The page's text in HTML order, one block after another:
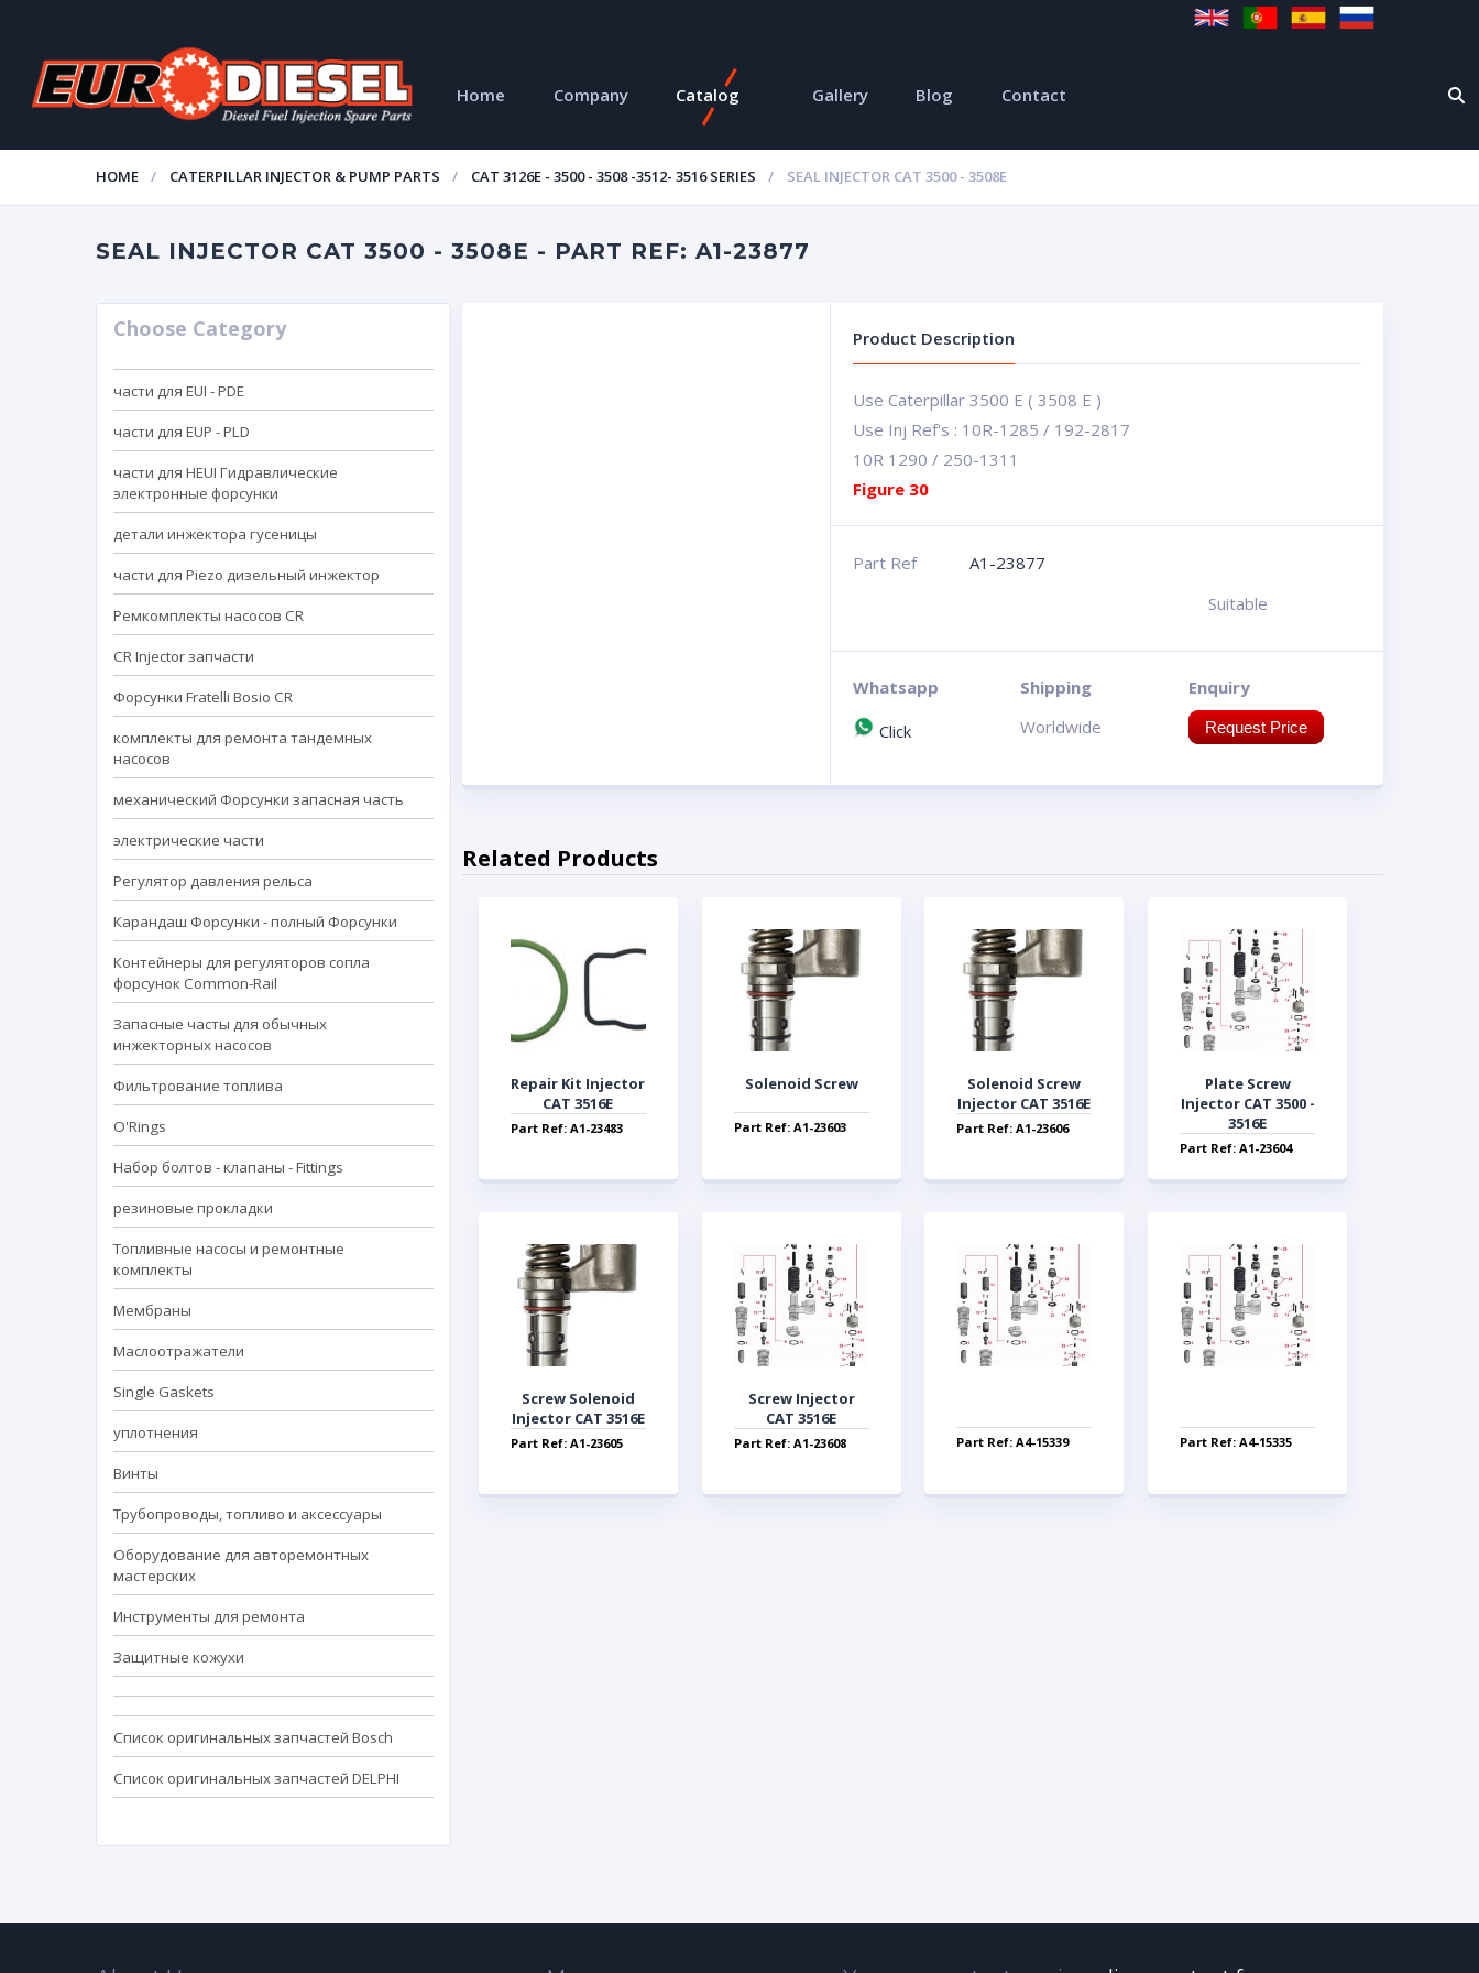
Home Company Catalog Gallery Blog Contact
HOME CATERPILLAR INJECTOR & PUMP PARTS CAT 3126E - 3500 - 3508 -3512- 3516 SERIES SEAL INJECTOR CAT 3500 - 3508E
SEAL INJECTOR CAT 3500 - 3508E - PART REF: A1-23877
Choose Category
части для EUI - PDE
части для EUP - PLD
части для HEUI Гидравлические
электронные форсунки
детали инжектора гусеницы
части для Piezo дизельный инжектор
Ремкомплекты насосов CR
CR Injector запчасти
Форсунки Fratelli Bosio CR
комплекты для ремонта тандемных
насосов
механический Форсунки запасная часть
электрические части
Регулятор давления рельса
Карандаш Форсунки - полный Форсунки
Контейнеры для регуляторов сопла
форсунок Common-Rail
Запасные часты для обычных
инжекторных насосов
Фильтрование топлива
O'Rings
Набор болтов - клапаны - Fittings
резиновые прокладки
Топливные насосы и ремонтные
комплекты
Мембраны
Маслоотражатели
Single Gaskets
уплотнения
Винты
Трубопроводы, топливо и аксессуары
Оборудование для авторемонтных
мастерских
Инструменты для ремонта
Защитные кожухи
Список оригинальных запчастей Bosch
Список оригинальных запчастей DELPHI
Product Description
Use Caterpillar 3500 E ( 3508 E )
Use Inj Ref's : 10R-1285 / 192-2817
10R 1290 / 250-1311
Figure 30
Part Ref
A1-23877
Suitable
Whatsapp
Click
Shipping
Worldwide
Enquiry
Request Price
Related Products
Repair Kit Injector
CAT 3516E
Part Ref: A1-23483
Solenoid Screw
Part Ref: A1-23603
Solenoid Screw
Injector CAT 3516E
Part Ref: A1-23606
Plate Screw
Injector CAT 3500 -
3516E
Part Ref: A1-23604
Screw Solenoid
Injector CAT 3516E
Part Ref: A1-23605
Screw Injector
CAT 3516E
Part Ref: A1-23608 Part Ref: A4-15339 Part Ref: A4-15335